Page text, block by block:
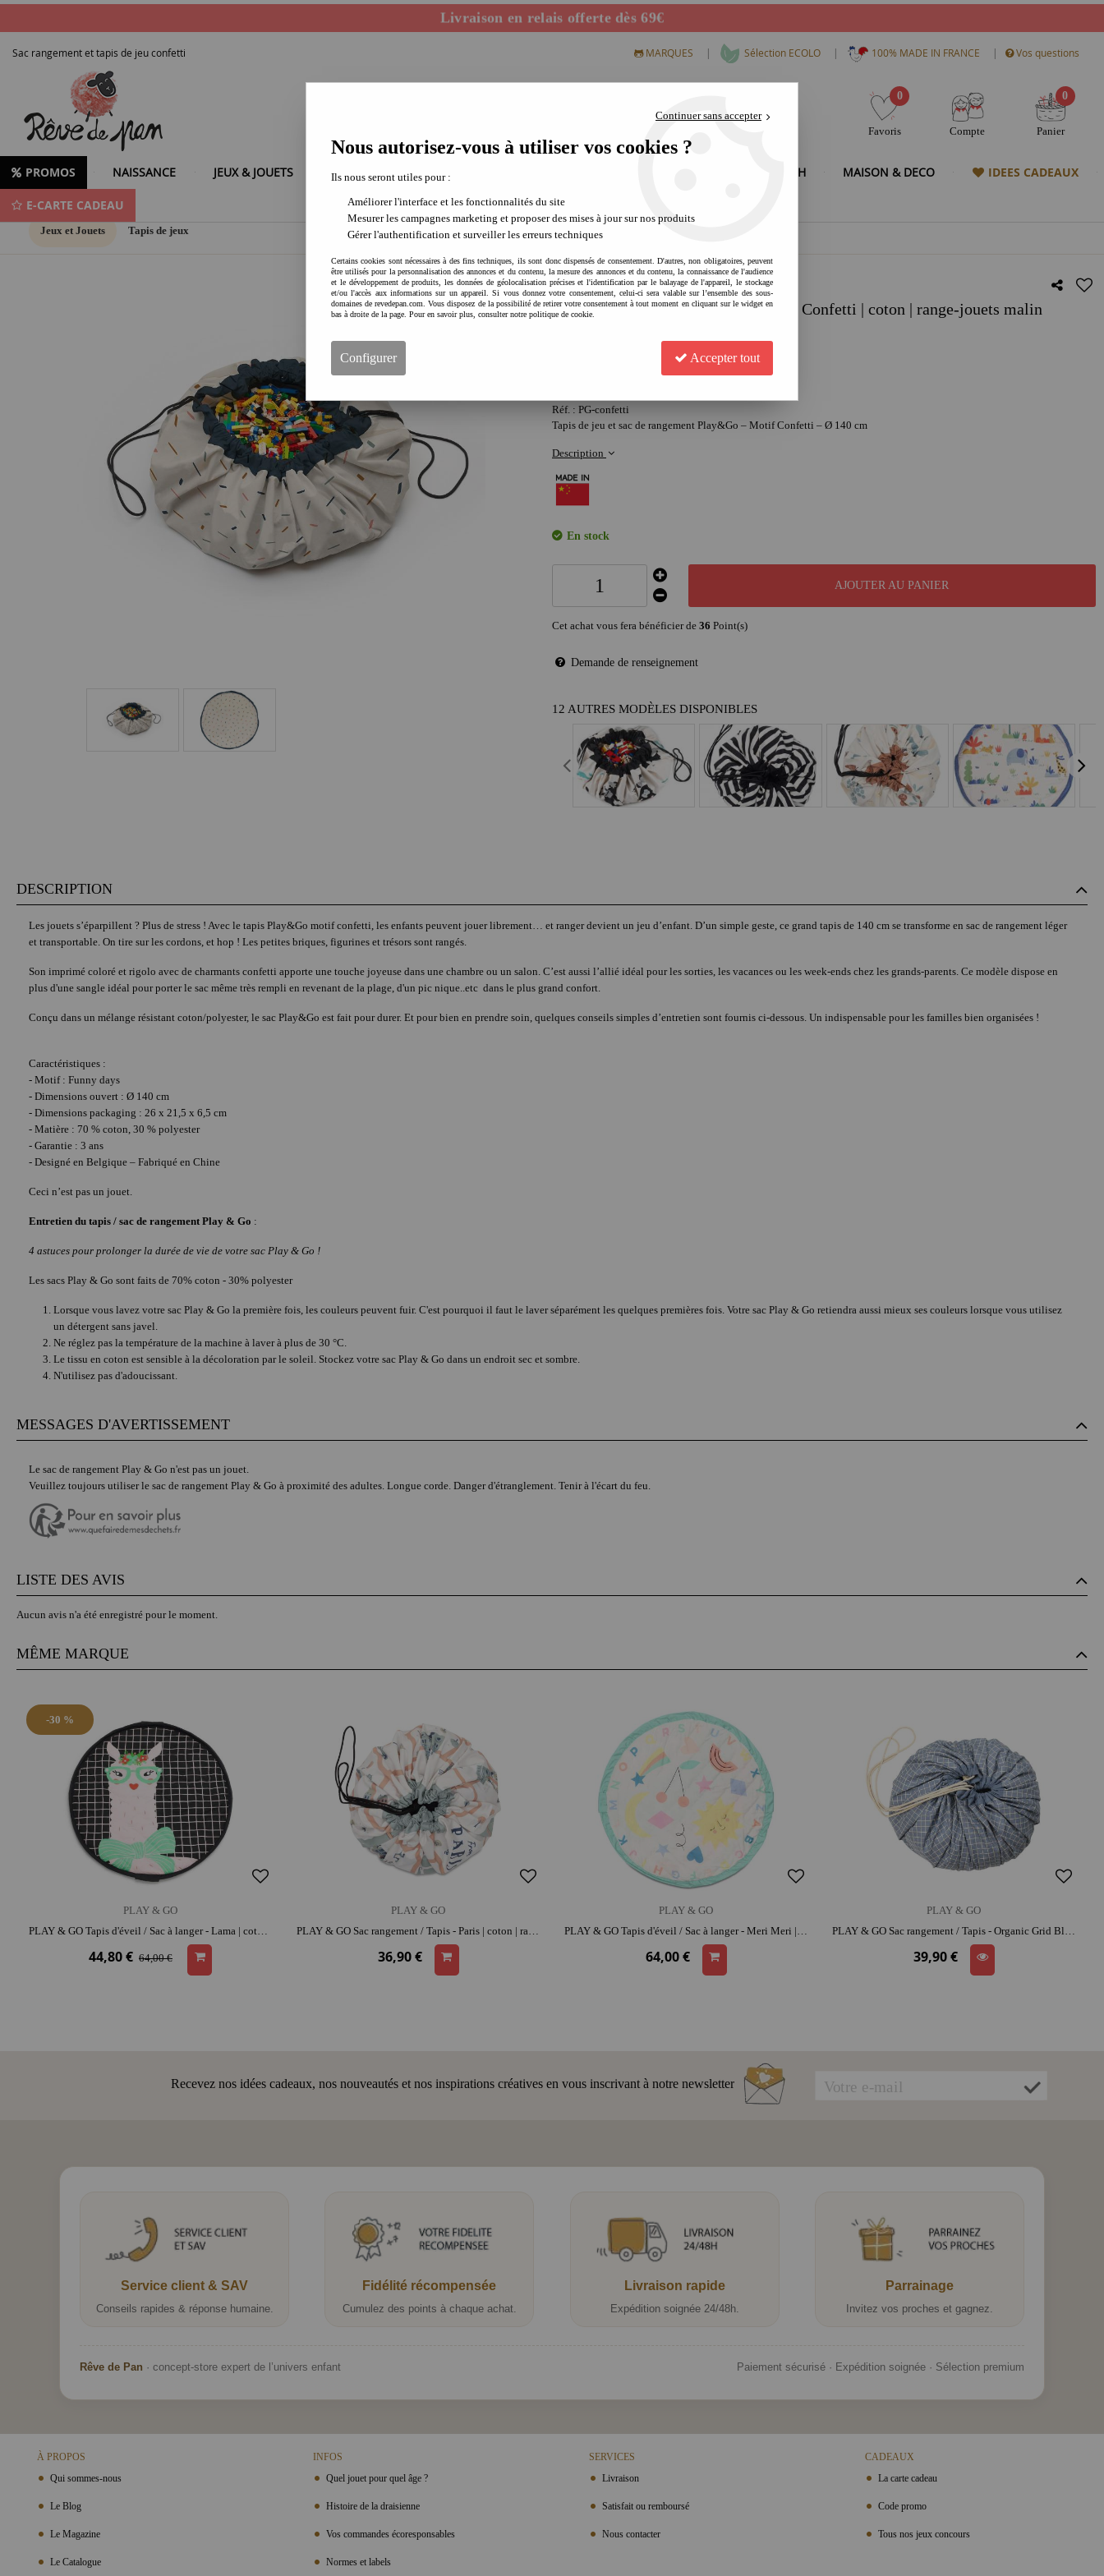
Livraison en relais offerte dès 69€
Sac rangement et tapis de jeu confetti MARQUES | Sélection ECOLO | 100% MADE IN FRANCE | Vos questions
0
Favoris Compte
0
Panier
PROMOS NAISSANCE JEUX & JOUETS LOISIRS CREATIFS MODE & HIGH TECH MAISON & DECO IDEES CADEAUX
E-CARTE CADEAU
Jeux et Jouets Tapis de jeux
PLAY & GO Sac rangement / Tapis - Confetti | coton | range-jouets malin
Réf. : PG-confetti
Tapis de jeu et sac de rangement Play&Go – Motif Confetti – Ø 140 cm
Description
En stock
AJOUTER AU PANIER
Cet achat vous fera bénéficier de 36 Point(s)
Demande de renseignement
12 AUTRES MODÈLES DISPONIBLES
DESCRIPTION
Les jouets s’éparpillent ? Plus de stress ! Avec le tapis Play&Go motif confetti, les enfants peuvent jouer librement… et ranger devient un jeu d’enfant. D’un simple geste, ce grand tapis de 140 cm se transforme en sac de rangement léger
et transportable. On tire sur les cordons, et hop ! Les petites briques, figurines et trésors sont rangés.
Son imprimé coloré et rigolo avec de charmants confetti apporte une touche joyeuse dans une chambre ou un salon. C’est aussi l’allié idéal pour les sorties, les vacances ou les week-ends chez les grands-parents. Ce modèle dispose en
plus d'une sangle idéal pour porter le sac même très rempli en revenant de la plage, d'un pic nique..etc dans le plus grand confort.
Conçu dans un mélange résistant coton/polyester, le sac Play&Go est fait pour durer. Et pour bien en prendre soin, quelques conseils simples d’entretien sont fournis ci-dessous. Un indispensable pour les familles bien organisées !
Caractéristiques :
- Motif : Funny days
- Dimensions ouvert : Ø 140 cm
- Dimensions packaging : 26 x 21,5 x 6,5 cm
- Matière : 70 % coton, 30 % polyester
- Garantie : 3 ans
- Designé en Belgique – Fabriqué en Chine
Ceci n’est pas un jouet.
Entretien du tapis / sac de rangement Play & Go :
4 astuces pour prolonger la durée de vie de votre sac Play & Go !
Les sacs Play & Go sont faits de 70% coton - 30% polyester
Lorsque vous lavez votre sac Play & Go la première fois, les couleurs peuvent fuir. C'est pourquoi il faut le laver séparément les quelques premières fois. Votre sac Play & Go retiendra aussi mieux ses couleurs lorsque vous utilisez
un détergent sans javel.
Ne réglez pas la température de la machine à laver à plus de 30 °C.
Le tissu en coton est sensible à la décoloration par le soleil. Stockez votre sac Play & Go dans un endroit sec et sombre.
N'utilisez pas d'adoucissant.
MESSAGES D'AVERTISSEMENT
Le sac de rangement Play & Go n'est pas un jouet.
Veuillez toujours utiliser le sac de rangement Play & Go à proximité des adultes. Longue corde. Danger d'étranglement. Tenir à l'écart du feu.
LISTE DES AVIS
Aucun avis n'a été enregistré pour le moment.
MÊME MARQUE
-30 %
PLAY & GO
PLAY & GO Tapis d'éveil / Sac à langer - Lama | coton | espace de jeu confortable | range-jouets malin
44,80 € 64,00 €
PLAY & GO
PLAY & GO Sac rangement / Tapis - Paris | coton | range-jouets malin
36,90 €
PLAY & GO
PLAY & GO Tapis d'éveil / Sac à langer - Meri Meri | coton | espace de jeu confortable | range-jouets malin
64,00 €
PLAY & GO
PLAY & GO Sac rangement / Tapis - Organic Grid Bleu | coton bio | range-jouets malin
39,90 €
Recevez nos idées cadeaux, nos nouveautés et nos inspirations créatives en vous inscrivant à notre newsletter
Service client & SAV
Conseils rapides & réponse humaine.
Fidélité récompensée
Cumulez des points à chaque achat.
Livraison rapide
Expédition soignée 24/48h.
Parrainage
Invitez vos proches et gagnez.
Rêve de Pan · concept-store expert de l’univers enfant Paiement sécurisé · Expédition soignée · Sélection premium
À PROPOS
Qui sommes-nous
Le Blog
Le Magazine
Le Catalogue
INFOS
Quel jouet pour quel âge ?
Histoire de la draisienne
Vos commandes écoresponsables
Normes et labels
SERVICES
Livraison
Satisfait ou remboursé
Nous contacter
CADEAUX
La carte cadeau
Code promo
Tous nos jeux concours
Continuer sans accepter
Nous autorisez-vous à utiliser vos cookies ?
Ils nous seront utiles pour :
Améliorer l'interface et les fonctionnalités du site
Mesurer les campagnes marketing et proposer des mises à jour sur nos produits
Gérer l'authentification et surveiller les erreurs techniques
Certains cookies sont nécessaires à des fins techniques, ils sont donc dispensés de consentement. D'autres, non obligatoires, peuvent
être utilisés pour la personnalisation des annonces et du contenu, la mesure des annonces et du contenu, la connaissance de l'audience
et le développement de produits, les données de géolocalisation précises et l'identification par le balayage de l'appareil, le stockage
et/ou l'accès aux informations sur un appareil. Si vous donnez votre consentement, celui-ci sera valable sur l’ensemble des sous-
domaines de revedepan.com. Vous disposez de la possibilité de retirer votre consentement à tout moment en cliquant sur le widget en
bas à droite de la page. Pour en savoir plus, consulter notre politique de cookie.
Configurer Accepter tout